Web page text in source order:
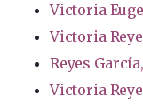
Victoria
Victoria
Reyes
Victoria